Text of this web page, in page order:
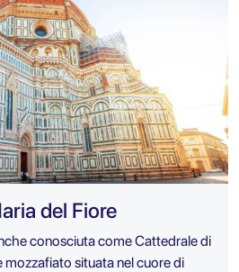
del Fiore
conosciuta come Cattedrale di
mozzafiato situata nel cuore di